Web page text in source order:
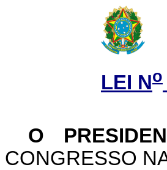
LEI No
O
CONGRESSO